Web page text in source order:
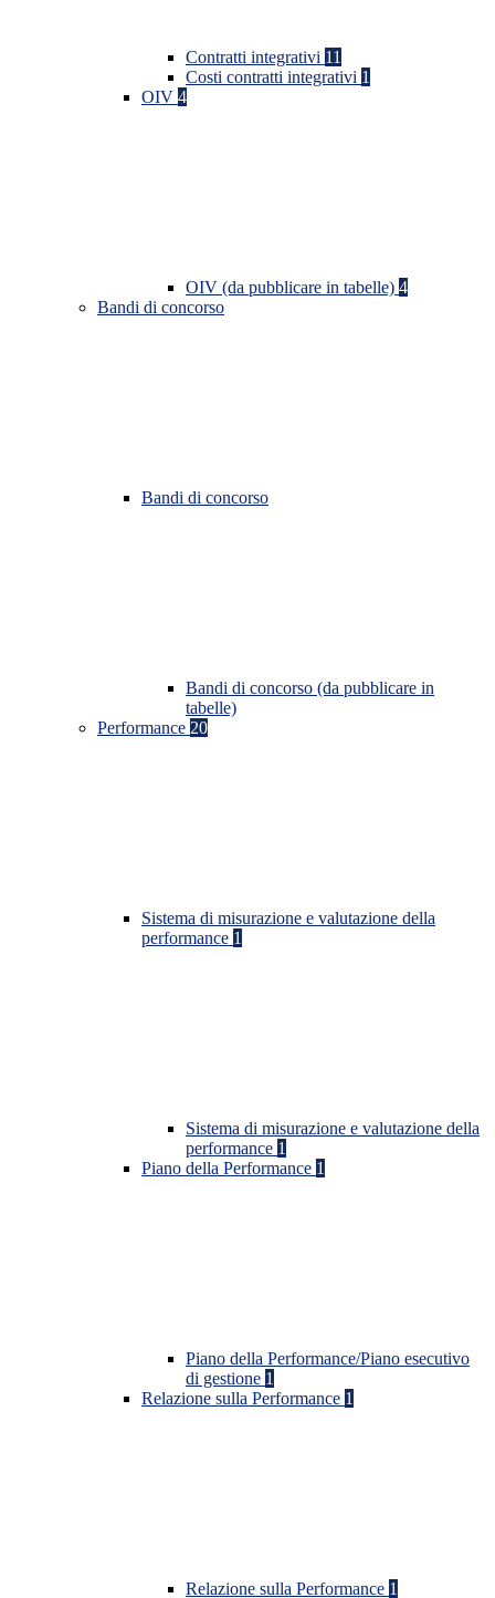
Contratti integrativi 11
Costi contratti integrativi 1
OIV 4
OIV (da pubblicare in tabelle) 4
Bandi di concorso
Bandi di concorso
Bandi di concorso (da pubblicare in
tabelle)
Performance 20
Sistema di misurazione e valutazione della
performance 1
Sistema di misurazione e valutazione della
performance 1
Piano della Performance 1
Piano della Performance/Piano esecutivo
di gestione 1
Relazione sulla Performance 1
Relazione sulla Performance 1